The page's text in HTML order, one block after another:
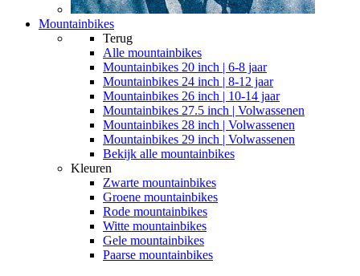
Mountainbikes
Terug
Alle mountainbikes
Mountainbikes 20 inch | 6-8 jaar
Mountainbikes 24 inch | 8-12 jaar
Mountainbikes 26 inch | 10-14 jaar
Mountainbikes 27.5 inch | Volwassenen
Mountainbikes 28 inch | Volwassenen
Mountainbikes 29 inch | Volwassenen
Bekijk alle mountainbikes
Kleuren
Zwarte mountainbikes
Groene mountainbikes
Rode mountainbikes
Witte mountainbikes
Gele mountainbikes
Paarse mountainbikes